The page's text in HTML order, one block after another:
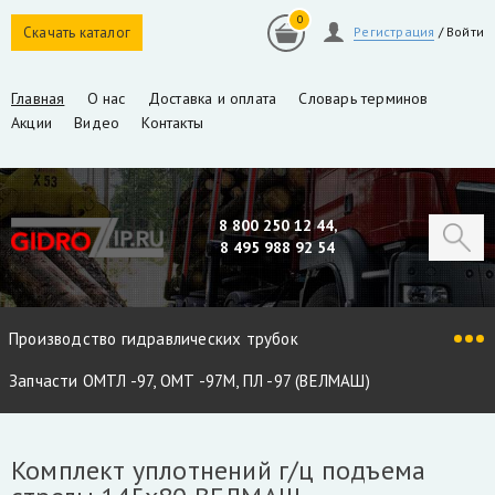
Скачать каталог Регистрация / Войти
0
Главная О нас Доставка и оплата
Словарь терминов
Акции
Видео Контакты
8 800 250 12 44,
8 495 988 92 54
Производство гидравлических трубок
Запчасти ОМТЛ -97, ОМТ -97М, ПЛ -97 (ВЕЛМАШ)
Запчасти Майман 90, 100, 110 / Атлант 90, 100
Комплект уплотнений г/ц подъема